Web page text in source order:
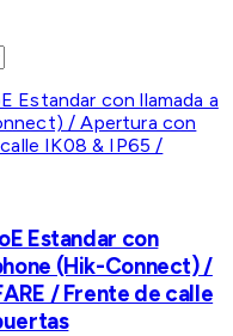
Estandar con
(Hik-Connect) /
/ Frente de calle